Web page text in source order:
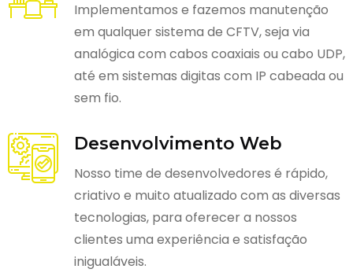
Implementamos e fazemos manutenção
em qualquer sistema de CFTV, seja via
analógica com cabos coaxiais ou cabo UDP,
até em sistemas digitas com IP cabeada ou
sem fio.
Desenvolvimento Web
Nosso time de desenvolvedores é rápido,
criativo e muito atualizado com as diversas
tecnologias, para oferecer a nossos
clientes uma experiência e satisfação
inigualáveis.